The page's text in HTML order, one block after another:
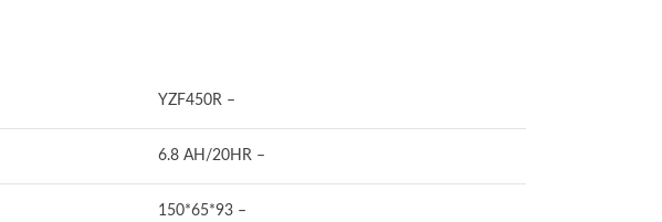
YZF450R –
6.8 AH/20HR –
150*65*93 –